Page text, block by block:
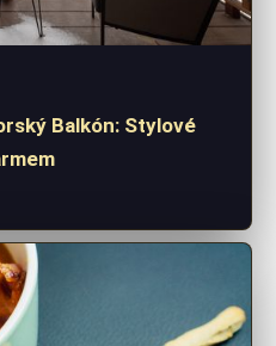
Balkón: Stylové